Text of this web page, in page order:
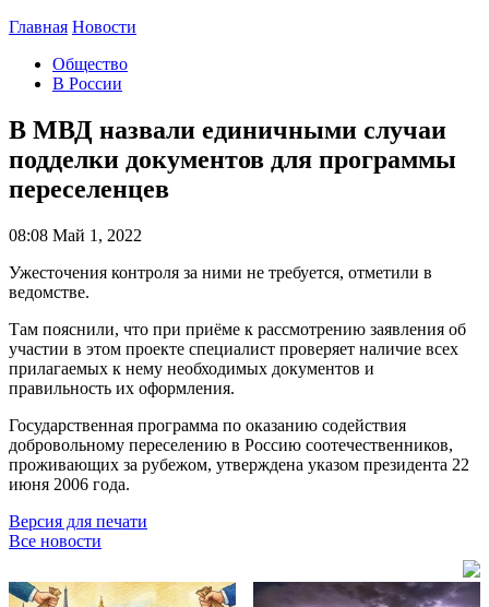
Главная Новости
Общество
В России
В МВД назвали единичными случаи
подделки документов для программы
переселенцев
08:08 Май 1, 2022
Ужесточения контроля за ними не требуется, отметили в
ведомстве.
Там пояснили, что при приёме к рассмотрению заявления об
участии в этом проекте специалист проверяет наличие всех
прилагаемых к нему необходимых документов и
правильность их оформления.
Государственная программа по оказанию содействия
добровольному переселению в Россию соотечественников,
проживающих за рубежом, утверждена указом президента 22
июня 2006 года.
Версия для печати
Все новости